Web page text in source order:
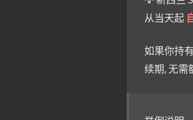
从当天起
如果你持
续期, 无需